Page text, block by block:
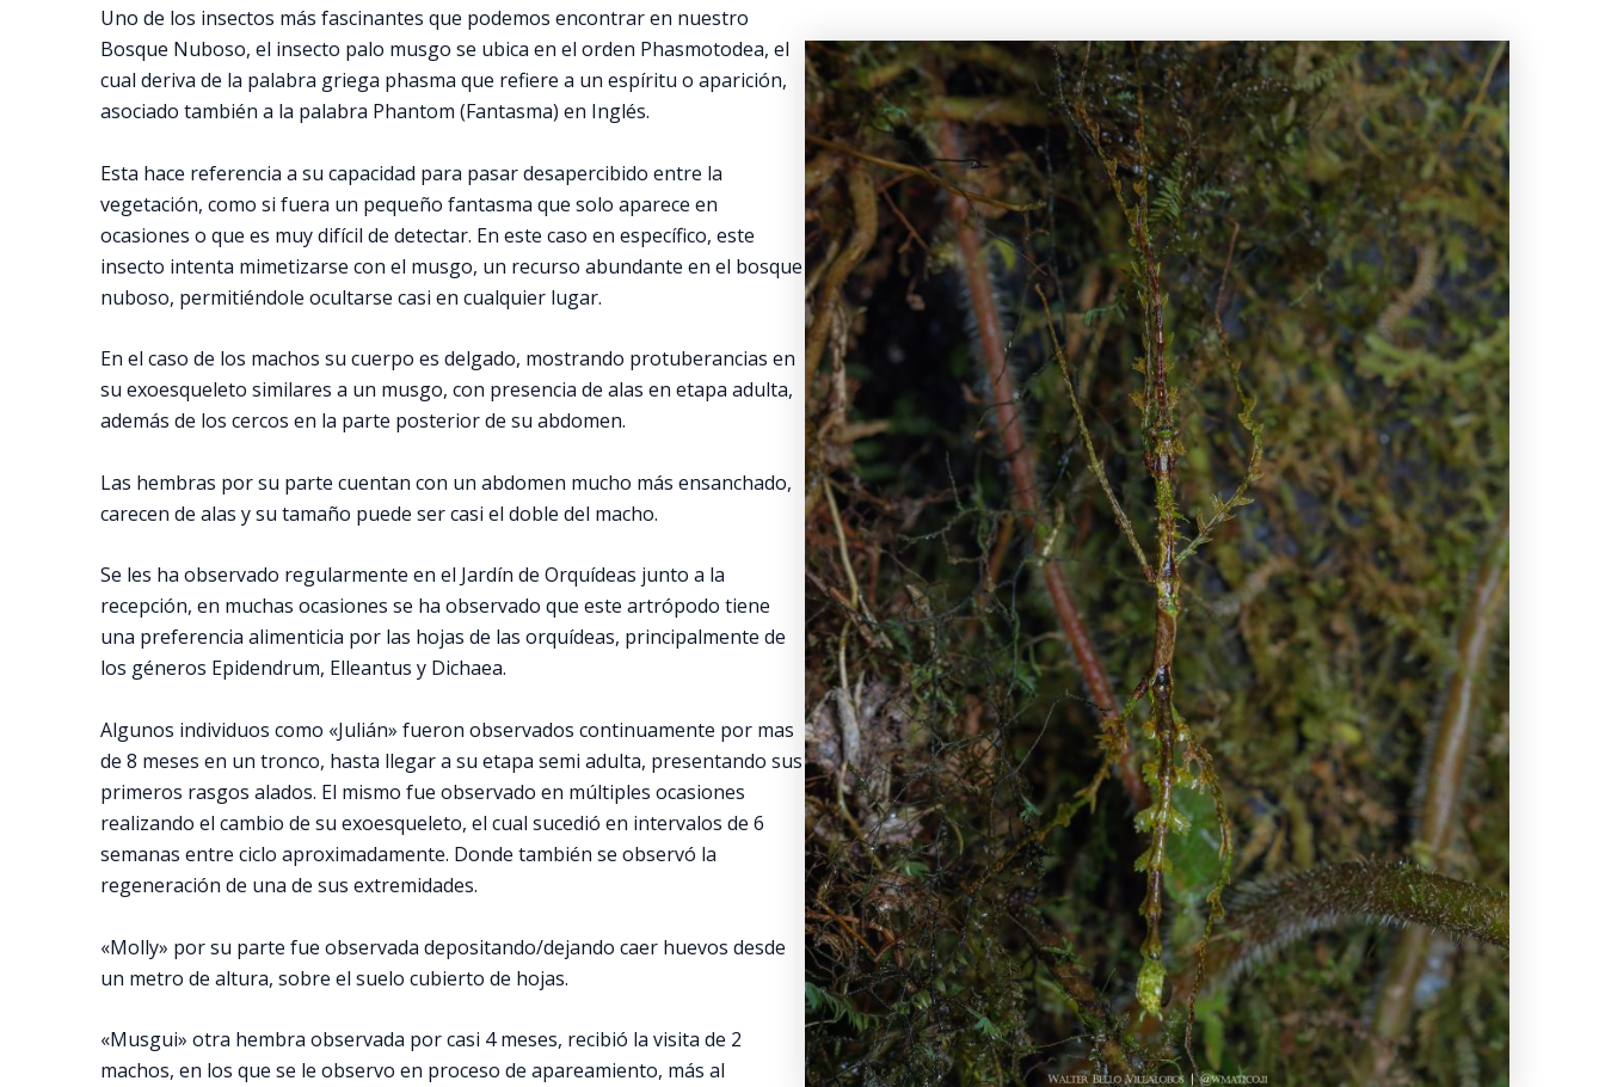
Uno de los insectos más fascinantes que podemos encontrar en nuestro
Bosque Nuboso, el insecto palo musgo se ubica en el orden Phasmotodea, el
cual deriva de la palabra griega phasma que refiere a un espíritu o aparición,
asociado también a la palabra Phantom (Fantasma) en Inglés.
Esta hace referencia a su capacidad para pasar desapercibido entre la
vegetación, como si fuera un pequeño fantasma que solo aparece en
ocasiones o que es muy difícil de detectar. En este caso en específico, este
insecto intenta mimetizarse con el musgo, un recurso abundante en el bosque
nuboso, permitiéndole ocultarse casi en cualquier lugar.
En el caso de los machos su cuerpo es delgado, mostrando protuberancias en
su exoesqueleto similares a un musgo, con presencia de alas en etapa adulta,
además de los cercos en la parte posterior de su abdomen.
Las hembras por su parte cuentan con un abdomen mucho más ensanchado,
carecen de alas y su tamaño puede ser casi el doble del macho.
Se les ha observado regularmente en el Jardín de Orquídeas junto a la
recepción, en muchas ocasiones se ha observado que este artrópodo tiene
una preferencia alimenticia por las hojas de las orquídeas, principalmente de
los géneros Epidendrum, Elleantus y Dichaea.
Algunos individuos como «Julián» fueron observados continuamente por mas
de 8 meses en un tronco, hasta llegar a su etapa semi adulta, presentando sus
primeros rasgos alados. El mismo fue observado en múltiples ocasiones
realizando el cambio de su exoesqueleto, el cual sucedió en intervalos de 6
semanas entre ciclo aproximadamente. Donde también se observó la
regeneración de una de sus extremidades.
«Molly» por su parte fue observada depositando/dejando caer huevos desde
un metro de altura, sobre el suelo cubierto de hojas.
«Musgui» otra hembra observada por casi 4 meses, recibió la visita de 2
machos, en los que se le observo en proceso de apareamiento, más al